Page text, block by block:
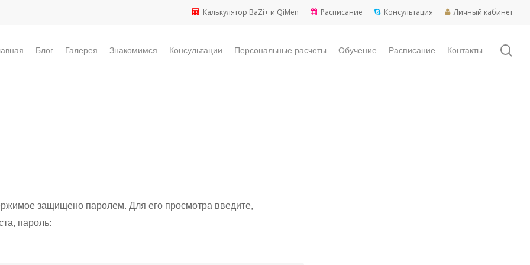
Калькулятор BaZi+ и QiMen Расписание Консультация Личный кабинет
Блог Галерея Знакомимся Консультации Персональные расчеты Обучение Расписание Контакты
защищено паролем. Для его просмотра введите,
пароль: